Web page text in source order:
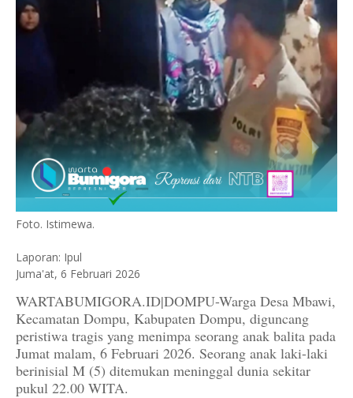
Foto. Istimewa.
Laporan: Ipul
Juma'at, 6 Februari 2026
WARTABUMIGORA.ID|DOMPU-Warga Desa Mbawi,
Kecamatan Dompu, Kabupaten Dompu, diguncang
peristiwa tragis yang menimpa seorang anak balita pada
Jumat malam, 6 Februari 2026. Seorang anak laki-laki
berinisial M (5) ditemukan meninggal dunia sekitar
pukul 22.00 WITA.